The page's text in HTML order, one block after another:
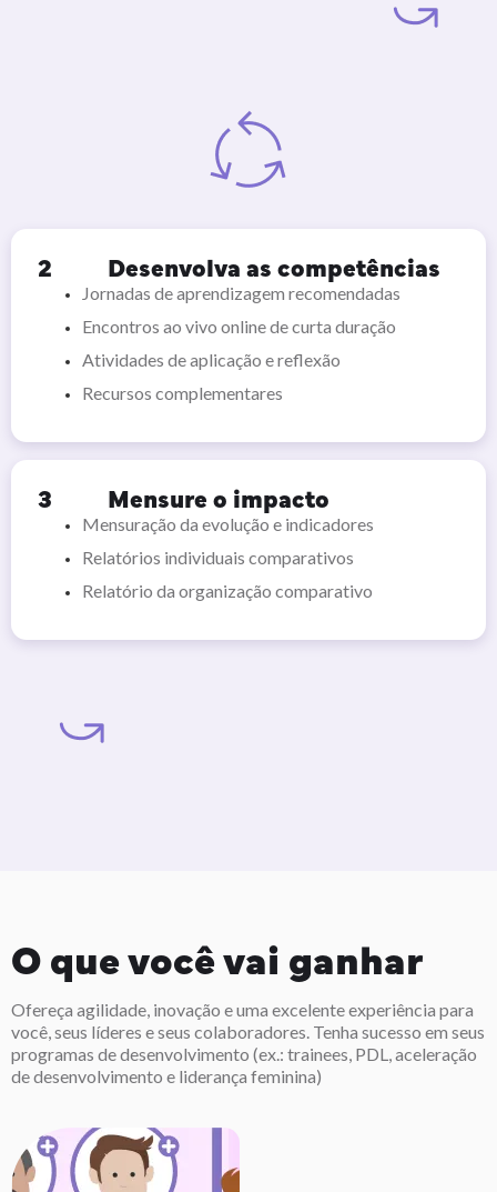
2 Desenvolva as competências
Jornadas de aprendizagem recomendadas
Encontros ao vivo online de curta duração
Atividades de aplicação e reflexão
Recursos complementares
3 Mensure o impacto
Mensuração da evolução e indicadores
Relatórios individuais comparativos
Relatório da organização comparativo
O que você vai ganhar
Ofereça agilidade, inovação e uma excelente experiência para
você, seus líderes e seus colaboradores. Tenha sucesso em seus
programas de desenvolvimento (ex.: trainees, PDL, aceleração
de desenvolvimento e liderança feminina)